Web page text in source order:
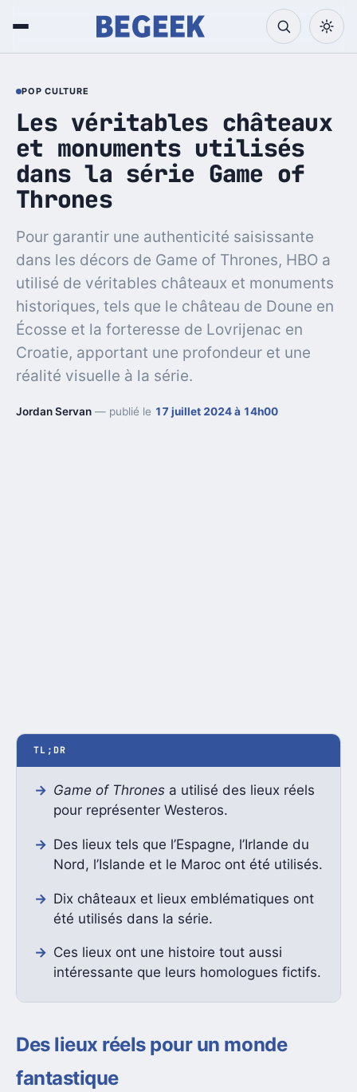
POP CULTURE
Les véritables châteaux
et monuments utilisés
dans la série Game of
Thrones
Pour garantir une authenticité saisissante
dans les décors de Game of Thrones, HBO a
utilisé de véritables châteaux et monuments
historiques, tels que le château de Doune en
Écosse et la forteresse de Lovrijenac en
Croatie, apportant une profondeur et une
réalité visuelle à la série.
Jordan Servan — publié le 17 juillet 2024 à 14h00
TL;DR
Game of Thronesa utilisé des lieux réels
pour représenter Westeros.
Des lieux tels que l’Espagne, l’Irlande du
Nord, l’Islande et le Maroc ont été utilisés.
Dix châteaux et lieux emblématiques ont
été utilisés dans la série.
Ces lieux ont une histoire tout aussi
intéressante que leurs homologues fictifs.
Des lieux réels pour un monde
fantastique